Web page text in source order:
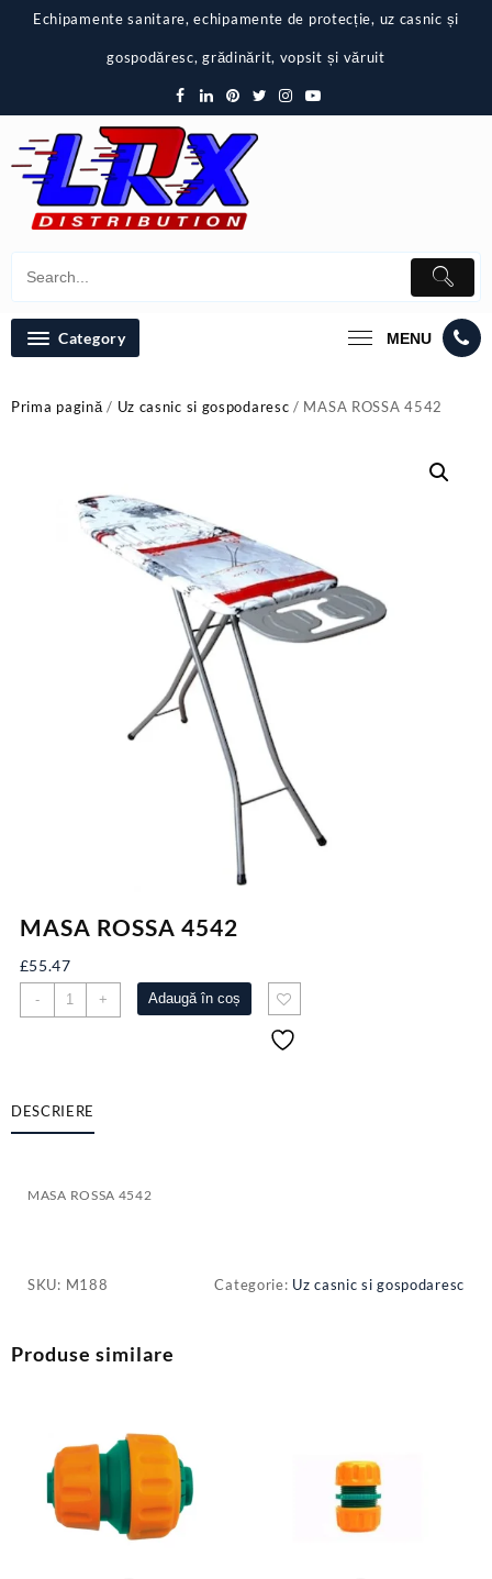
Echipamente sanitare, echipamente de protecție, uz casnic și
gospodăresc, grădinărit, vopsit și văruit
Category MENU
Prima pagină/ Uz casnic si gospodaresc / MASA ROSSA 4542
MASA ROSSA 4542
£55.47
-
Cantitate
MASA
+ Adaugă în coș
DESCRIERE
MASA ROSSA 4542
SKU: M188 Categorie: Uz casnic si gospodaresc
Produse similare